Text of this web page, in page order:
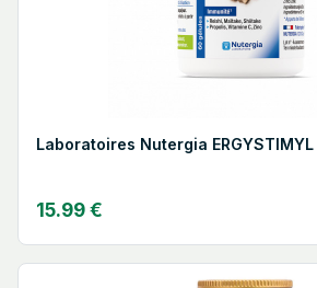
Laboratoires Nutergia ERGYSTIMYL
15.99 €